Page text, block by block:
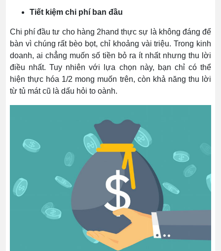
Tiết kiệm chi phí ban đầu
Chi phí đầu tư cho hàng 2hand thực sự là không đáng để
bàn vì chúng rất bèo bọt, chỉ khoảng vài triệu. Trong kinh
doanh, ai chẳng muốn số tiền bỏ ra ít nhất nhưng thu lời
điều nhất. Tuy nhiên với lựa chọn này, bạn chỉ có thể
hiện thực hóa 1/2 mong muốn trên, còn khả năng thu lời
từ tủ mát cũ là dấu hỏi to oành.